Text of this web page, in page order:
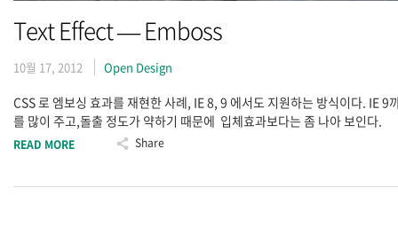
Text Effect — Emboss
10월 17, 2012 Open Design
CSS 로 엠보싱 효과를 재현한 사례, IE 8, 9 에서도 지원하는 방식이다. IE
를 많이 주고,돌출 정도가 약하기 때문에 입체효과보다는 좀 나아 보인다.
READ MORE Share